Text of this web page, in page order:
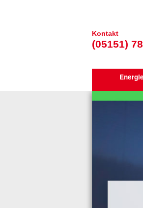
Kontakt
(05151)
Energie